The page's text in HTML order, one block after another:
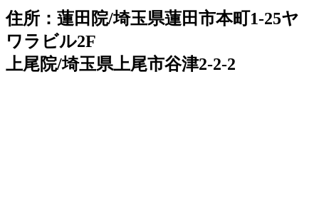
住所：蓮田院/埼玉県蓮田市本町1-25ヤ
ワラビル2F
上尾院/埼玉県上尾市谷津2-2-2